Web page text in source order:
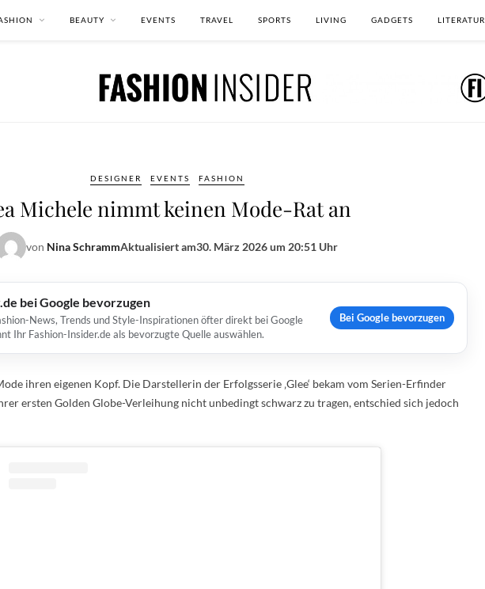
BEAUTY EVENTS TRAVEL SPORTS LIVING GADGETS LITERATUR
DESIGNER EVENTS FASHION
Michele nimmt keinen Mode-Rat an
von Nina SchrammAktualisiert am30. März 2026 um 20:51 Uhr
bei Google bevorzugen
News, Trends und Style-Inspirationen öfter direkt bei Google
Ihr Fashion-Insider.de als bevorzugte Quelle auswählen.
Bei Google bevorzugen
ihren eigenen Kopf. Die Darstellerin der Erfolgsserie ‚Glee‘ bekam vom Serien-Erfinder
ersten Golden Globe-Verleihung nicht unbedingt schwarz zu tragen, entschied sich jedoch